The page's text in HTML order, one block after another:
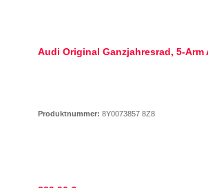
Audi Original Ganzjahresrad, 5-Arm
Produktnummer: 8Y0073857 8Z8